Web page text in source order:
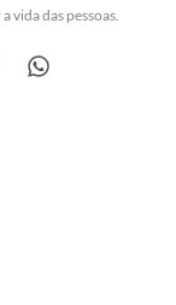
vida das pessoas.